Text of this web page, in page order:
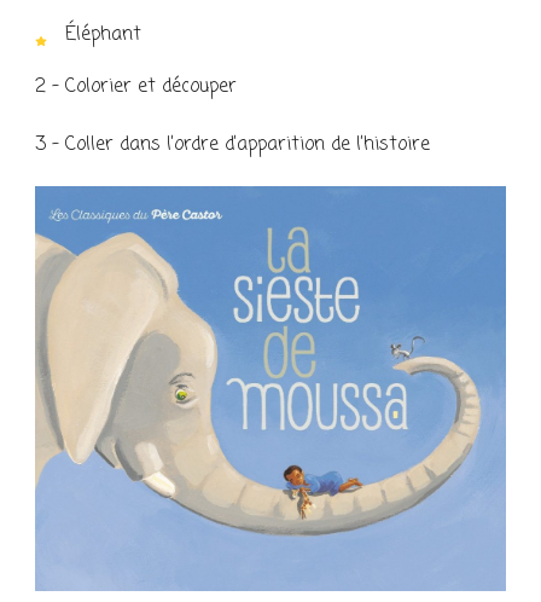
Éléphant
2 – Colorier et découper
3 – Coller dans l’ordre d’apparition de l’histoire